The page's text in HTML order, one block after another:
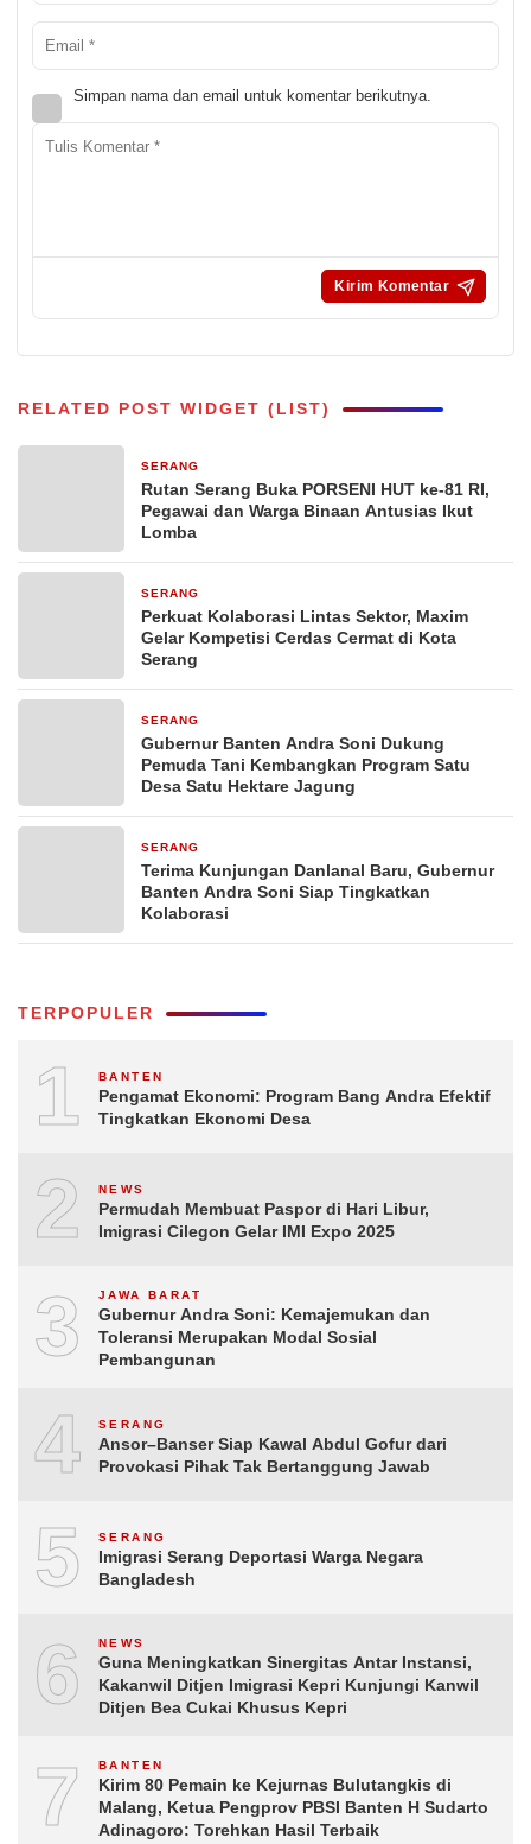
Simpan nama dan email untuk komentar berikutnya.
RELATED POST WIDGET (LIST)
SERANG
Rutan Serang Buka PORSENI HUT ke-81 RI,
Pegawai dan Warga Binaan Antusias Ikut
Lomba
SERANG
Perkuat Kolaborasi Lintas Sektor, Maxim
Gelar Kompetisi Cerdas Cermat di Kota
Serang
SERANG
Gubernur Banten Andra Soni Dukung
Pemuda Tani Kembangkan Program Satu
Desa Satu Hektare Jagung
SERANG
Terima Kunjungan Danlanal Baru, Gubernur
Banten Andra Soni Siap Tingkatkan
Kolaborasi
TERPOPULER
1 BANTEN
Pengamat Ekonomi: Program Bang Andra Efektif
Tingkatkan Ekonomi Desa
2 NEWS
Permudah Membuat Paspor di Hari Libur,
Imigrasi Cilegon Gelar IMI Expo 2025
3 JAWA BARAT
Gubernur Andra Soni: Kemajemukan dan
Toleransi Merupakan Modal Sosial
Pembangunan
4 SERANG
Ansor–Banser Siap Kawal Abdul Gofur dari
Provokasi Pihak Tak Bertanggung Jawab
5 SERANG
Imigrasi Serang Deportasi Warga Negara
Bangladesh
6 NEWS
Guna Meningkatkan Sinergitas Antar Instansi,
Kakanwil Ditjen Imigrasi Kepri Kunjungi Kanwil
Ditjen Bea Cukai Khusus Kepri
7 BANTEN
Kirim 80 Pemain ke Kejurnas Bulutangkis di
Malang, Ketua Pengprov PBSI Banten H Sudarto
Adinagoro: Torehkan Hasil Terbaik